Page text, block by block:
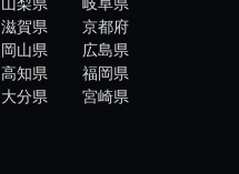
滋賀県
京都府
岡山県
広島県
高知県
福岡県
大分県
宮崎県